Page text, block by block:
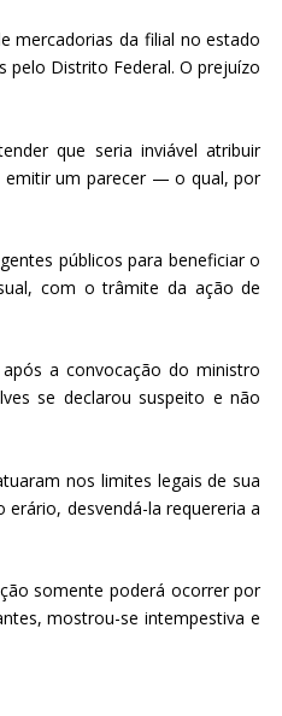
mercadorias da filial no estado
pelo Distrito Federal. O prejuízo
que seria inviável atribuir
emitir um parecer — o qual, por
públicos para beneficiar o
com o trâmite da ação de
a convocação do ministro
se declarou suspeito e não
nos limites legais de sua
desvendá-la requereria a
somente poderá ocorrer por
mostrou-se intempestiva e